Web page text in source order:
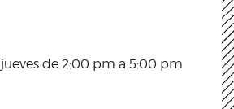
de 2:00 pm a 5:00 pm